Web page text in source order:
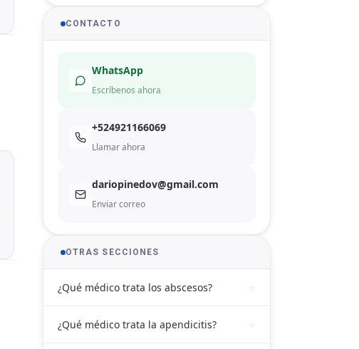
CONTACTO
WhatsApp
Escríbenos ahora
+524921166069
Llamar ahora
dariopinedov@gmail.com
Enviar correo
OTRAS SECCIONES
¿Qué médico trata los abscesos?
¿Qué médico trata la apendicitis?